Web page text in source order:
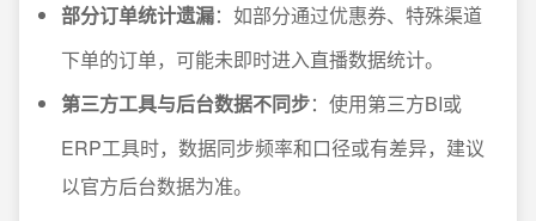
部分订单统计遗漏：如部分通过优惠券、特殊渠道
下单的订单，可能未即时进入直播数据统计。
第三方工具与后台数据不同步：使用第三方BI或
ERP工具时，数据同步频率和口径或有差异，建议
以官方后台数据为准。